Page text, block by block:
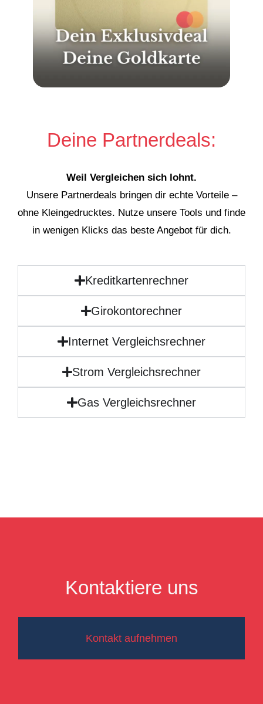
Deine Partnerdeals:
Weil Vergleichen sich lohnt.
Unsere Partnerdeals bringen dir echte Vorteile –
ohne Kleingedrucktes. Nutze unsere Tools und finde
in wenigen Klicks das beste Angebot für dich.
Kreditkartenrechner
Girokontorechner
Internet Vergleichsrechner
Strom Vergleichsrechner
Gas Vergleichsrechner
Kontaktiere uns
Kontakt aufnehmen